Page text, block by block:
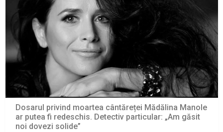
Dosarul privind moartea cântăreței Mădălina Manole
ar putea fi redeschis. Detectiv particular: „Am găsit
noi dovezi solide”